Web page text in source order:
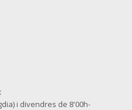
i divendres de 8'00h-